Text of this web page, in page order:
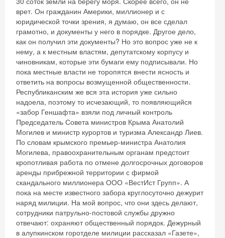
врет. Он гражданин Америки, миллионер и с
юридической точки зрения, я думаю, он все сделал
грамотно, и документы у него в порядке. Другое дело,
как он получил эти документы? Но это вопрос уже не к
нему, а к местным властям, депутатскому корпусу и
чиновникам, которые эти бумаги ему подписывали. Но
пока местные власти не торопятся внести ясность и
ответить на вопросы возмущенной общественности.
Республиканским же вся эта история уже сильно
надоела, поэтому то исчезающий, то появляющийся
«забор Геншафта» взяли под личный контроль
Председатель Совета министров Крыма Анатолий
Могилев и министр курортов и туризма Александр Лиев.
По словам крымского премьер-министра Анатолия
Могилева, правоохранительным органам предстоит
кропотливая работа по отмене долгосрочных договоров
аренды прибрежной территории с фирмой
скандального миллионера ООО «ВестИст Групп». А
пока на месте известного забора круглосуточно дежурит
наряд милиции. На мой вопрос, что они здесь делают,
сотрудники патрульно-постовой службы дружно
отвечают: охраняют общественный порядок. Дежурный
в алупкинском горотделе милиции рассказал «Газете»,